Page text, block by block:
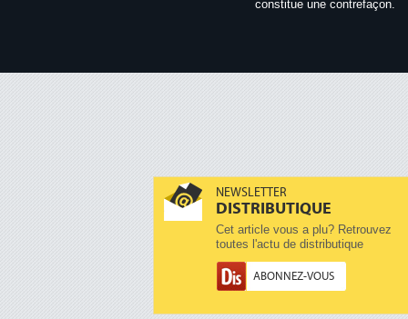
NEWSLETTER
DISTRIBUTIQUE
Cet article vous a plu? Retrouvez
toutes l'actu de distributique
ABONNEZ-VOUS
constitue une contrefaçon.